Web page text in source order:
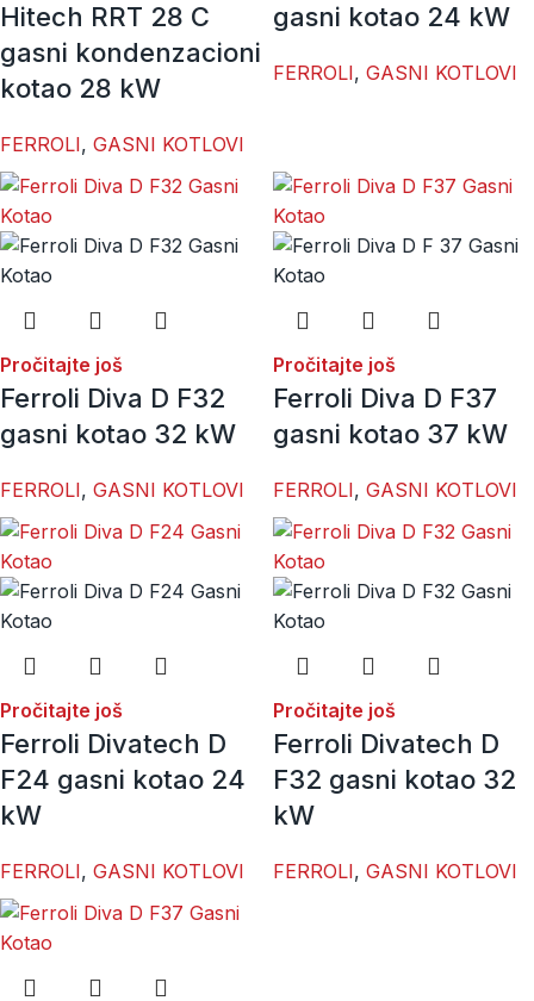
Hitech RRT 28 C
gasni kondenzacioni
kotao 28 kW
FERROLI, GASNI KOTLOVI
gasni kotao 24 kW
FERROLI, GASNI KOTLOVI
Pročitajte još
Ferroli Diva D F32
gasni kotao 32 kW
FERROLI, GASNI KOTLOVI
Pročitajte još
Ferroli Diva D F37
gasni kotao 37 kW
FERROLI, GASNI KOTLOVI
Pročitajte još
Ferroli Divatech D
F24 gasni kotao 24
kW
FERROLI, GASNI KOTLOVI
Pročitajte još
Ferroli Divatech D
F32 gasni kotao 32
kW
FERROLI, GASNI KOTLOVI